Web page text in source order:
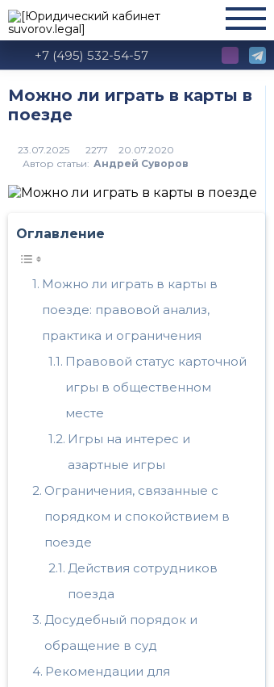
+7 (495) 532-54-57
Можно ли играть в карты в
поезде
2277
Автор статьи: Андрей Суворов
Оглавление
Можно ли играть в карты в
поезде: правовой анализ,
практика и ограничения
Правовой статус карточной
игры в общественном
месте
Игры на интерес и
азартные игры
Ограничения, связанные с
порядком и спокойствием в
поезде
Действия сотрудников
поезда
Досудебный порядок и
обращение в суд
Рекомендации для